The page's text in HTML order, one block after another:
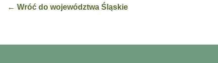
← Wróć do województwa Śląskie